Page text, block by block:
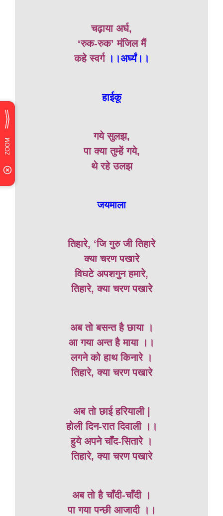
चढ़ाया अर्घ,
‘रुक-रुक’ मंजिल मैं
कहे स्वर्ग ।।अर्घ्यं।।
हाईकू
गये सुलझ,
पा क्या तुम्हें गये,
थे रहे उलझ
जयमाला
तिहारे, ‘जि गुरु जी तिहारे
क्या चरण पखारे
विघटे अपशगुन हमारे,
तिहारे, क्या चरण पखारे
अब तो बसन्त है छाया ।
आ गया अन्त है माया ।।
लगने को हाथ किनारे ।
तिहारे, क्या चरण पखारे
अब तो छाई हरियाली |
होली दिन-रात दिवाली ।।
हुये अपने चाँद-सितारे ।
तिहारे, क्या चरण पखारे
अब तो है चाँदी-चाँदी ।
पा गया पन्छी आजादी ।।